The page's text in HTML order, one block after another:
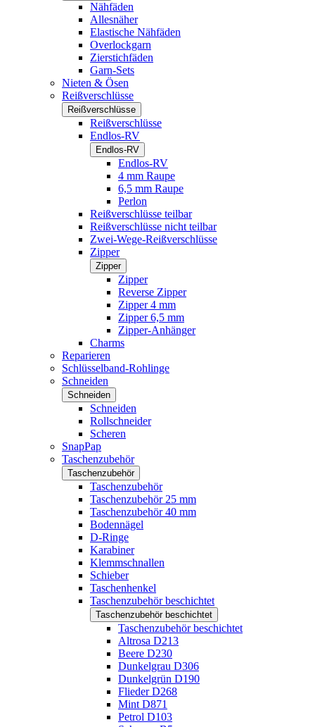
Nähfäden
Allesnäher
Elastische Nähfäden
Overlockgarn
Zierstichfäden
Garn-Sets
Nieten & Ösen
Reißverschlüsse
Reißverschlüsse
Reißverschlüsse
Endlos-RV
Endlos-RV
Endlos-RV
4 mm Raupe
6,5 mm Raupe
Perlon
Reißverschlüsse teilbar
Reißverschlüsse nicht teilbar
Zwei-Wege-Reißverschlüsse
Zipper
Zipper
Zipper
Reverse Zipper
Zipper 4 mm
Zipper 6,5 mm
Zipper-Anhänger
Charms
Reparieren
Schlüsselband-Rohlinge
Schneiden
Schneiden
Schneiden
Rollschneider
Scheren
SnapPap
Taschenzubehör
Taschenzubehör
Taschenzubehör
Taschenzubehör 25 mm
Taschenzubehör 40 mm
Bodennägel
D-Ringe
Karabiner
Klemmschnallen
Schieber
Taschenhenkel
Taschenzubehör beschichtet
Taschenzubehör beschichtet
Taschenzubehör beschichtet
Altrosa D213
Beere D230
Dunkelgrau D306
Dunkelgrün D190
Flieder D268
Mint D871
Petrol D103